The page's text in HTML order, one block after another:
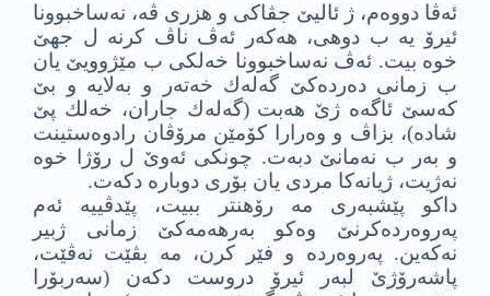
ئه‌ڤا دووه‌م، ژ ئالیێ جڤاكى و هزری ڤه‌، نه‌ساخبوونا
ئیرۆ یه‌ ب دوهى، هه‌كه‌ر ئه‌ڤ ناڤ كرنه‌ ل جهێ
خوه‌ بیت. ئه‌ڤ نه‌ساخبوونا خه‌لكى ب مێژوویێ یان
ب زمانى ده‌رده‌كێ گه‌له‌ك خه‌ته‌ر و به‌لایه‌ و بێ
كه‌سێ ئاگه‌ه ژێ هه‌بت (گه‌له‌ك جاران، خه‌لك پێ
شاده‌)، بزاڤ و وه‌رارا كۆمێن مرۆڤان رادوه‌ستینت
و به‌ر ب نه‌مانێ دبه‌ت. چونكى ئه‌وێ ل رۆژا خوه‌
نه‌ژیت، ژیانه‌كا مردى یان بۆرى دوباره‌ دكه‌ت.
داكو پێشبه‌رى مه‌ رۆهنتر ببیت، پێدڤییه‌ ئه‌م
په‌روه‌رده‌كرنێ وه‌كو به‌رهه‌مه‌كێ زمانى ژبیر
نه‌كه‌ین. په‌روه‌رده‌ و فێر كرن، مه‌ بڤێت نه‌ڤێت،
پاشه‌رۆژێ لبه‌ر ئیرۆ دروست دكه‌ن (سه‌ربۆرا